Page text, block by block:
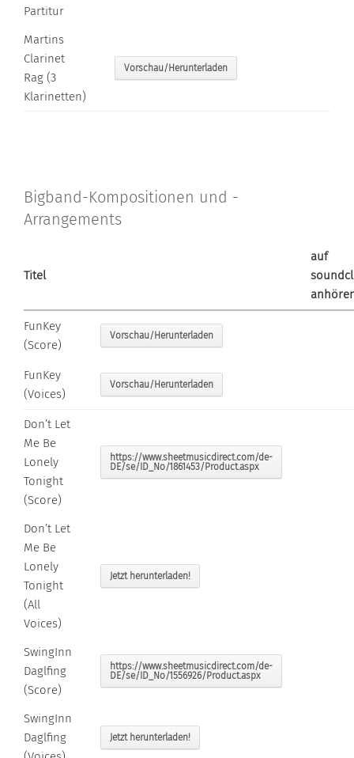
Partitur
Martins
Clarinet
Rag (3
Klarinetten)
Vorschau/Herunterladen
Bigband-Kompositionen und -
Arrangements
Titel
auf
FunKey
(Score)
Vorschau/Herunterladen
FunKey
(Voices)
Vorschau/Herunterladen
Don’t Let
Me Be
Lonely
Tonight
(Score)
https://www.sheetmusicdirect.com/de-
DE/se/ID_No/1861453/Product.aspx
Don’t Let
Me Be
Lonely
Tonight
(All
Voices)
Jetzt herunterladen!
SwingInn
Daglfing
(Score)
https://www.sheetmusicdirect.com/de-
DE/se/ID_No/1556926/Product.aspx
SwingInn
Daglfing
Jetzt herunterladen!